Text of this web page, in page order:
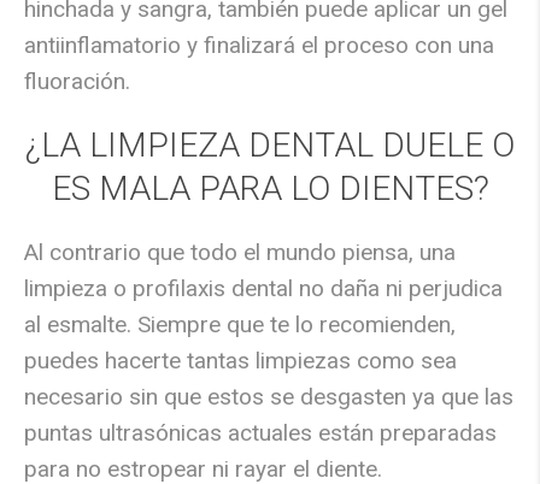
hinchada y sangra, también puede aplicar un gel
antiinflamatorio y finalizará el proceso con una
fluoración.
¿LA LIMPIEZA DENTAL DUELE O
ES MALA PARA LO DIENTES?
Al contrario que todo el mundo piensa, una
limpieza o profilaxis dental no daña ni perjudica
al esmalte. Siempre que te lo recomienden,
puedes hacerte tantas limpiezas como sea
necesario sin que estos se desgasten ya que las
puntas ultrasónicas actuales están preparadas
para no estropear ni rayar el diente.